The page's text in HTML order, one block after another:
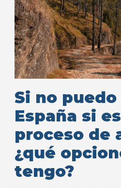
Si no
España si
proceso de
¿qué
tengo?